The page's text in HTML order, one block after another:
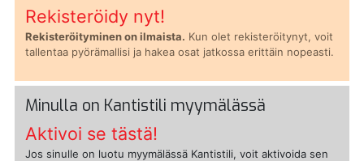
Rekisteröidy nyt!
Rekisteröityminen on ilmaista. Kun olet rekisteröitynyt, voit
tallentaa pyörämallisi ja hakea osat jatkossa erittäin nopeasti.
Minulla on Kantistili myymälässä
Aktivoi se tästä!
Jos sinulle on luotu myymälässä Kantistili, voit aktivoida sen